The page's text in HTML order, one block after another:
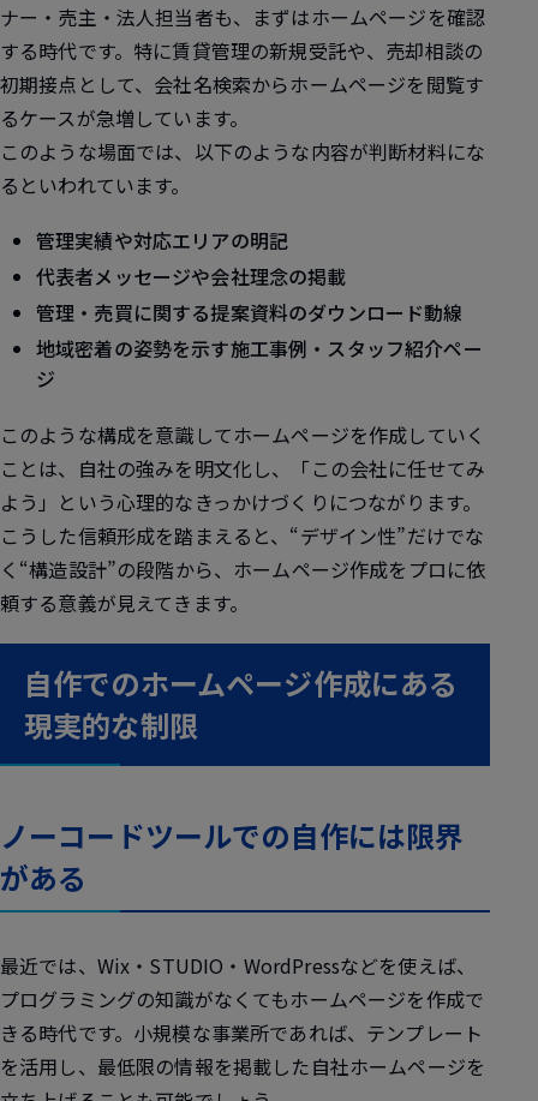
ナー・売主・法人担当者も、まずはホームページを確認
する時代です。特に賃貸管理の新規受託や、売却相談の
初期接点として、会社名検索からホームページを閲覧す
るケースが急増しています。
このような場面では、以下のような内容が判断材料にな
るといわれています。
管理実績や対応エリアの明記
代表者メッセージや会社理念の掲載
管理・売買に関する提案資料のダウンロード動線
地域密着の姿勢を示す施工事例・スタッフ紹介ペー
ジ
このような構成を意識してホームページを作成していく
ことは、自社の強みを明文化し、「この会社に任せてみ
よう」という心理的なきっかけづくりにつながります。
こうした信頼形成を踏まえると、 “デザイン性”だけでな
く“構造設計”の段階から、ホームページ作成をプロに依
頼する意義が見えてきます。
自作でのホームページ作成にある
現実的な制限
ノーコードツールでの自作には限界
がある
最近では、Wix・STUDIO・WordPressなどを使えば、
プログラミングの知識がなくてもホームページを作成で
きる時代です。小規模な事業所であれば、テンプレート
を活用し、最低限の情報を掲載した自社ホームページを